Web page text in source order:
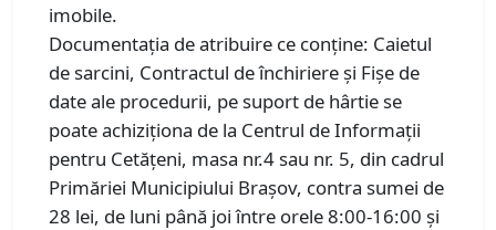
imobile.
Documentaţia de atribuire ce conține: Caietul
de sarcini, Contractul de închiriere și Fișe de
date ale procedurii, pe suport de hârtie se
poate achiziţiona de la Centrul de Informaţii
pentru Cetăţeni, masa nr.4 sau nr. 5, din cadrul
Primăriei Municipiului Braşov, contra sumei de
28 lei, de luni până joi între orele 8:00-16:00 şi